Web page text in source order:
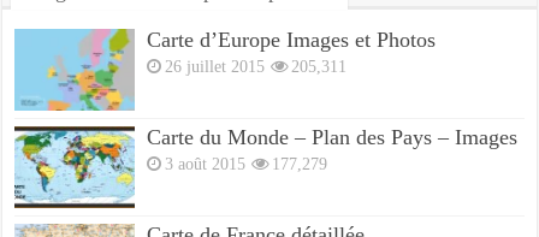
Carte d’Europe Images et Photos
26 juillet 2015 205,311
Carte du Monde – Plan des Pays – Images
3 août 2015 177,279